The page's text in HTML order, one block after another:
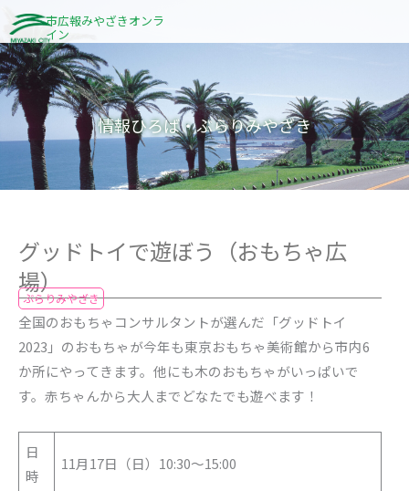
容
を
ス
キ
市広報みやざきオンラ
イン
情報ひろば・ぶらりみやざき
グッドトイで遊ぼう（おもちゃ広
場）
ぶらりみやざき
全国のおもちゃコンサルタントが選んだ「グッドトイ
2023」のおもちゃが今年も東京おもちゃ美術館から市内6
か所にやってきます。他にも木のおもちゃがいっぱいで
す。赤ちゃんから大人までどなたでも遊べます！
日
時
11月17日（日）10:30～15:00